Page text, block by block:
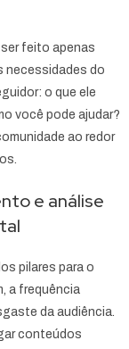
feito apenas
necessidades do
o que ele
você pode ajudar?
ao redor
e análise
pilares para o
a frequência
da audiência.
conteúdos